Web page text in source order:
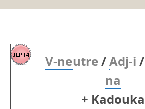
V-neutre /Adj-i /
na
+ Kadouka